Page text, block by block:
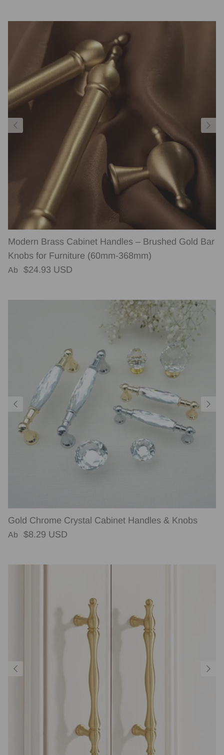
Modern Brass Cabinet Handles – Brushed Gold Bar
Knobs for Furniture (60mm-368mm)
Normaler Preis
Ab $24.93 USD
Gold Chrome Crystal Cabinet Handles & Knobs
Normaler Preis
Ab $8.29 USD